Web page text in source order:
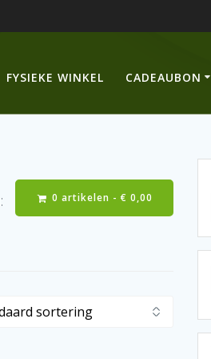
FYSIEKE WINKEL CADEAUBON
0 artikelen -€ 0,00